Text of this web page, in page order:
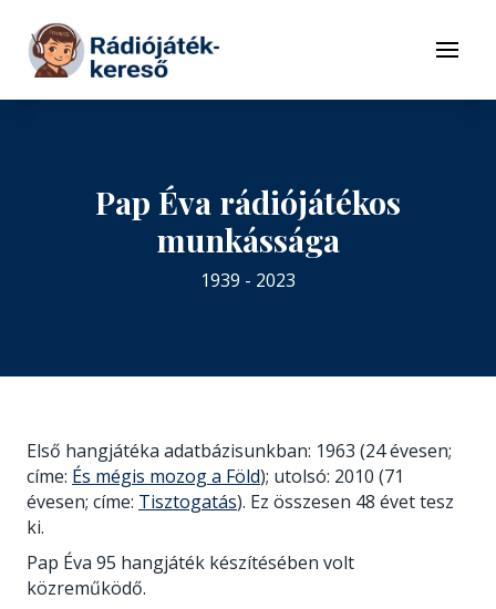
Tovább a tartalomhoz
Menü
Pap Éva rádiójátékos
munkássága
1939 - 2023
Első hangjátéka adatbázisunkban: 1963 (24 évesen;
címe: És mégis mozog a Föld); utolsó: 2010 (71
évesen; címe: Tisztogatás). Ez összesen 48 évet tesz
ki.
Pap Éva 95 hangjáték készítésében volt
közreműködő.